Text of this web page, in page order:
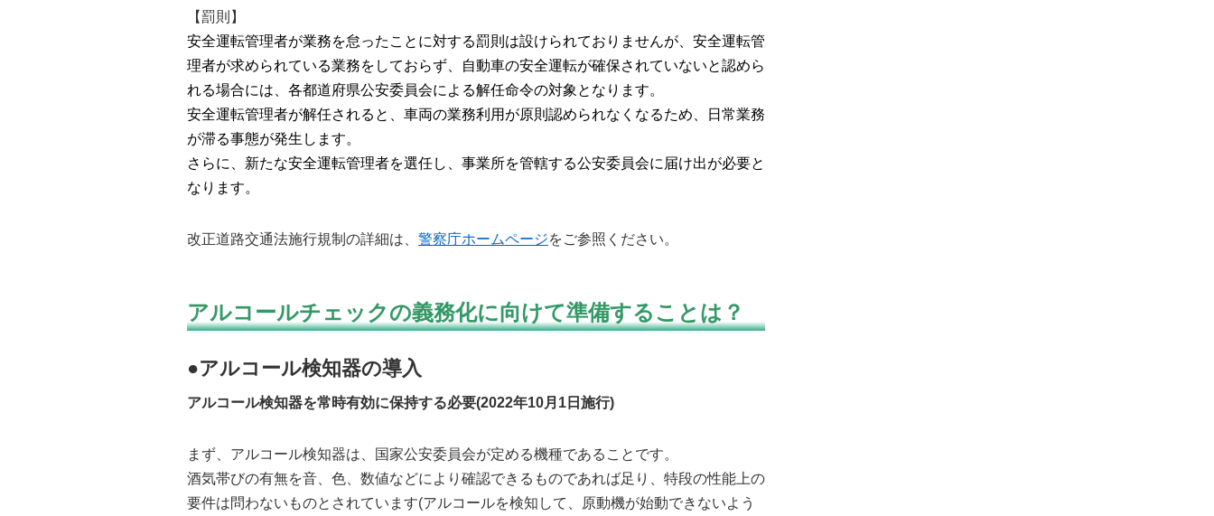
【罰則】
安全運転管理者が業務を怠ったことに対する罰則は設けられておりませんが、安全運転管
理者が求められている業務をしておらず、自動車の安全運転が確保されていないと認めら
れる場合には、各都道府県公安委員会による解任命令の対象となります。
安全運転管理者が解任されると、車両の業務利用が原則認められなくなるため、日常業務
が滞る事態が発生します。
さらに、新たな安全運転管理者を選任し、事業所を管轄する公安委員会に届け出が必要と
なります。
改正道路交通法施行規制の詳細は、 警察庁ホームページをご参照ください。
アルコールチェックの義務化に向けて準備することは？
●アルコール検知器の導入
アルコール検知器を常時有効に保持する必要(2022年10月1日施行)
まず、アルコール検知器は、国家公安委員会が定める機種であることです。
酒気帯びの有無を音、色、数値などにより確認できるものであれば足り、特段の性能上の
要件は問わないものとされています(アルコールを検知して、原動機が始動できないよう